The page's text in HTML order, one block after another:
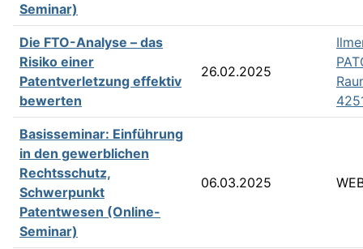
Seminar)
Die FTO-Analyse – das
Risiko einer
Patentverletzung effektiv
bewerten
26.02.2025
Basisseminar: Einführung
in den gewerblichen
Rechtsschutz,
Schwerpunkt
Patentwesen (Online-
Seminar)
06.03.2025